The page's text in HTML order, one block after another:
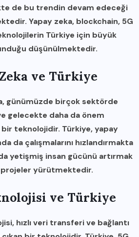
de bu trendin devam edeceği
Yapay zeka, blockchain, 5G
Türkiye için büyük
düşünülmektedir.
ve Türkiye
günümüzde birçok sektörde
gelecekte daha da önem
bir teknolojidir. Türkiye, yapay
da çalışmalarını hızlandırmakta
yetişmiş insan gücünü artırmak
yürütmektedir.
ve Türkiye
hızlı veri transferi ve bağlantı